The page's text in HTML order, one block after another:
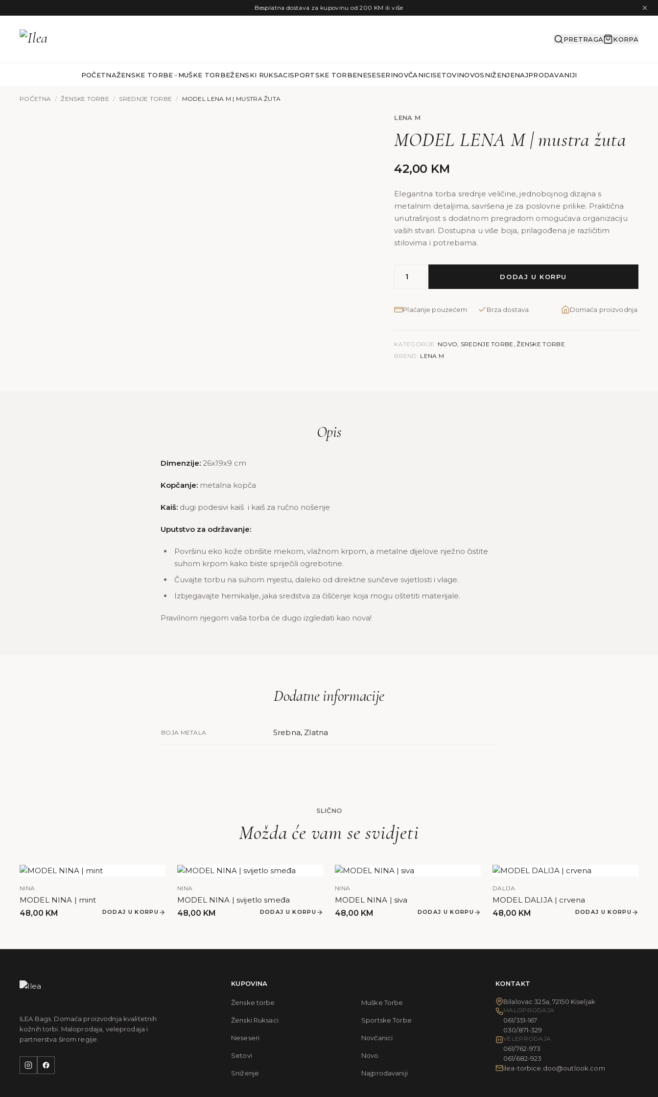
Besplatna dostava za kupovinu od 200 KM ili više
PRETRAGA KORPA
POČETNAŽENSKE TORBE MUŠKE TORBEŽENSKI RUKSACISPORTSKE TORBENESESERINOVČANICISETOVINOVOSNIŽENJENAJPRODAVANIJI
POČETNA / ŽENSKE TORBE / SREDNJE TORBE / MODEL LENA M | MUSTRA ŽUTA
LENA M
MODEL LENA M | mustra žuta
42,00 KM
Elegantna torba srednje veličine, jednobojnog dizajna s
metalnim detaljima, savršena je za poslovne prilike. Praktična
unutrašnjost s dodatnom pregradom omogućava organizaciju
vaših stvari. Dostupna u više boja, prilagođena je različitim
stilovima i potrebama.
LENA
|
količina
DODAJ U KORPU
Plaćanje pouzećem Brza dostava Domaća proizvodnja
KATEGORIJE: NOVO, SREDNJE TORBE,ŽENSKE TORBE
BREND: LENA M
Opis
Dimenzije: 26x19x9 cm
Kopčanje: metalna kopča
Kaiš: dugi podesivi kaiš i kaiš za ručno nošenje
Uputstvo za održavanje:
Površinu eko kože obrišite mekom, vlažnom krpom, a metalne dijelove nježno čistite
suhom krpom kako biste spriječili ogrebotine.
Čuvajte torbu na suhom mjestu, daleko od direktne sunčeve svjetlosti i vlage.
Izbjegavajte hemikalije, jaka sredstva za čišćenje koja mogu oštetiti materijale.
Pravilnom njegom vaša torba će dugo izgledati kao nova!
Dodatne informacije
BOJA METALA Srebna, Zlatna
SLIČNO
Možda će vam se svidjeti
NINA
MODEL NINA | mint
48,00 KM DODAJ U KORPU
NINA
MODEL NINA | svijetlo smeđa
48,00 KM DODAJ U KORPU
NINA
MODEL NINA | siva
48,00 KM DODAJ U KORPU
DALIJA
MODEL DALIJA | crvena
48,00 KM DODAJ U KORPU
ILEA Bags. Domaća proizvodnja kvalitetnih
kožnih torbi. Maloprodaja, veleprodaja i
partnerstva širom regije.
KUPOVINA
Ženske torbe Muške Torbe
Ženski Ruksaci Sportske Torbe
Neseseri Novčanici
Setovi Novo
Sniženje Najprodavaniji
KONTAKT
Bilalovac 325a, 72150 Kiseljak
MALOPRODAJA
061/351-167
030/871-329
VELEPRODAJA
061/762-973
061/682-923
ilea-torbice.doo@outlook.com